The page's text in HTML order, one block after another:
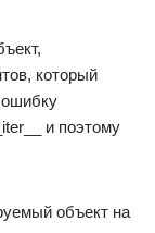
который
и поэтому
объект на